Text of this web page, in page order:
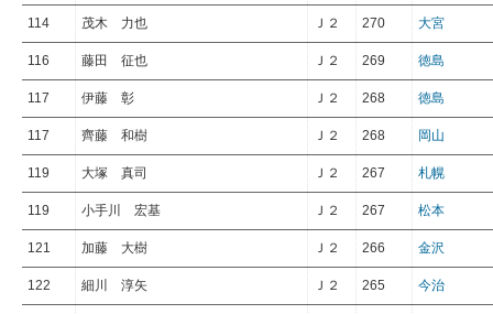
114 茂木 力也 Ｊ２ 270 大宮
116 藤田 征也 Ｊ２ 269 徳島
117 伊藤 彰 Ｊ２ 268 徳島
117 齊藤 和樹 Ｊ２ 268 岡山
119 大塚 真司 Ｊ２ 267 札幌
119 小手川 宏基 Ｊ２ 267 松本
121 加藤 大樹 Ｊ２ 266 金沢
122 細川 淳矢 Ｊ２ 265 今治